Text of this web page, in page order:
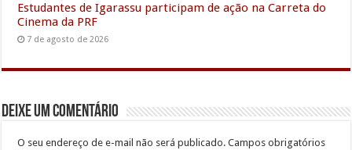
Estudantes de Igarassu participam de ação na Carreta do
Cinema da PRF
7 de agosto de 2026
Deixe um comentário
O seu endereço de e-mail não será publicado. Campos obrigatórios